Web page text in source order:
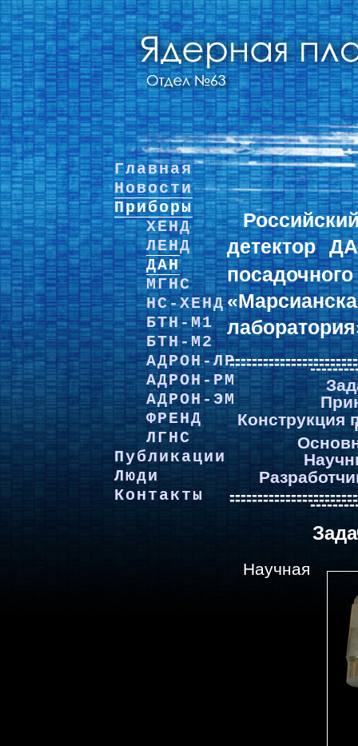
Главная
Новости
Приборы
ХЕНД
ЛЕНД
ДАН
МГНС
НС-ХЕНД
БТН-М1
БТН-М2
АДРОН-ЛР
АДРОН-РМ
АДРОН-ЭМ
ФРЕНД
ЛГНС
Публикации
Люди
Контакты
детектор
Конструкция
Научная